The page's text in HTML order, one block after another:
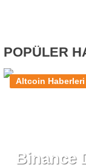
POPÜLER
Binance
Altcoin Haberleri